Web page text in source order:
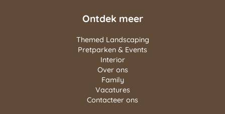
Ontdek meer
Themed Landscaping
Pretparken & Events
Interior
Over ons
Family
Vacatures
Contacteer ons